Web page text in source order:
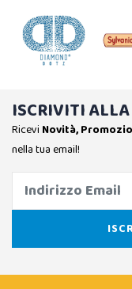
ISCRIVITI
Ricevi Novità,
nella tua email!